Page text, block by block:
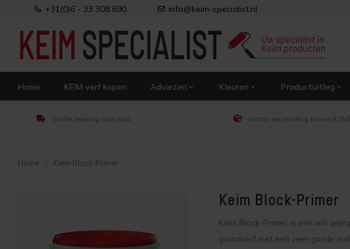
+31(0)6 - 33 308 690 info@keim-specialist.nl
Home KEIM verf kopen Adviezen Kleuren Productuitleg
Snelle levering aan huis Gratis verzending boven €150
Home Keim Block-Primer
Keim Block-Primer
Keim Block-Primer is een wit
grondverf met een zeer goede